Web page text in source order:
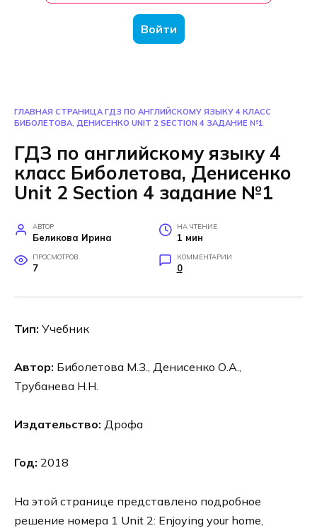
Войти
ГЛАВНАЯ СТРАНИЦА ГДЗ ПО АНГЛИЙСКОМУ ЯЗЫКУ 4 КЛАСС
БИБОЛЕТОВА, ДЕНИСЕНКО UNIT 2 SECTION 4 ЗАДАНИЕ №1
ГДЗ по английскому языку 4
класс Биболетова, Денисенко
Unit 2 Section 4 задание №1
АВТОР
Беликова Ирина
НА ЧТЕНИЕ
1 мин
ПРОСМОТРОВ
7
КОММЕНТАРИИ
0
Тип: Учебник
Автор: Биболетова М.З., Денисенко О.А.,
Трубанева Н.Н.
Издательство: Дрофа
Год: 2018
На этой странице представлено подробное
решение номера 1 Unit 2: Enjoying your home,